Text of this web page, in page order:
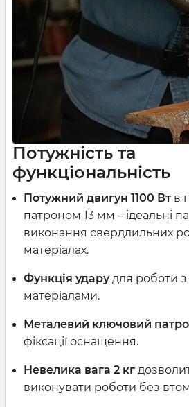
Потужність та
функціональність
Потужний двигун 1100 Втв
патроном 13 мм – ідеальні
виконання свердлильних
матеріалах.
Функція ударудля роботи
матеріалами.
Металевий ключовий
фіксації оснащення.
Невелика вага 2 кг
виконувати роботи без